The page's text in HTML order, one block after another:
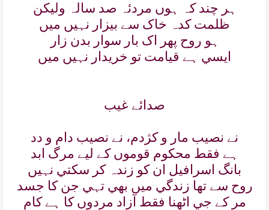
ہر چند کہ ہوں مردئہ صد سالہ وليکن
ظلمت کدہ خاک سے بيزار نہيں ميں
ہو روح پھر اک بار سوار بدن زار
ايسي ہے قيامت تو خريدار نہيں ميں
صدائے غيب
نے نصيب مار و کژدم، نے نصيب دام و دد
ہے فقط محکوم قوموں کے ليے مرگ ابد
بانگ اسرافيل ان کو زندہ کر سکتي نہيں
روح سے تھا زندگي ميں بھي تہي جن کا جسد
مر کے جي اٹھنا فقط آزاد مردوں کا ہے کام